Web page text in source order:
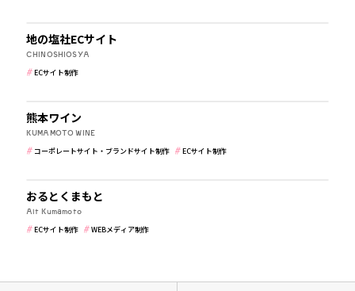
その他
すべて
採用サイト制作
ECサイト制作 WEBメディア制作
地の塩社ECサイト
CHINOSHIOSYA
ECサイト制作
熊本ワイン
KUMAMOTO WINE
コーポレートサイト・ブランドサイト制作
ECサイト制作
おるとくまもと
Alt Kumamoto
ECサイト制作 WEBメディア制作